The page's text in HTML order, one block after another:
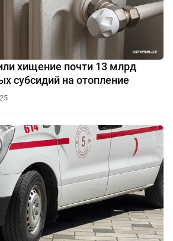
хищение почти 13 млрд
субсидий на отопление